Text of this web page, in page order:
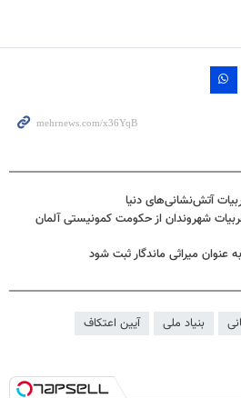
آتش‌نشانی‌های دنیا
شهروندان از حکومت کمونیستی آلمان
عنوان میراثی ماندگار ثبت شود
بنیاد ملی آیین اعتکاف